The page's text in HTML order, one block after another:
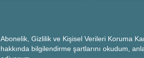
Abonelik, Gizlilik ve Kişisel Verileri Koruma
hakkında bilgilendirme şartlarını okudum,